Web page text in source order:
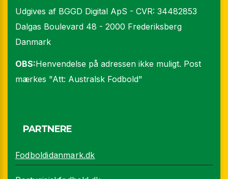
Udgives af BGGD Digital ApS - CVR: 34482853
Dalgas Boulevard 48 - 2000 Frederiksberg
Danmark
OBS:Henvendelse på adressen ikke muligt. Post
mærkes "Att: Australsk Fodbold"
PARTNERE
Fodboldidanmark.dk